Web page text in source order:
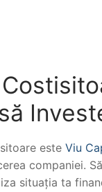
este Viu
companiei.
situația ta